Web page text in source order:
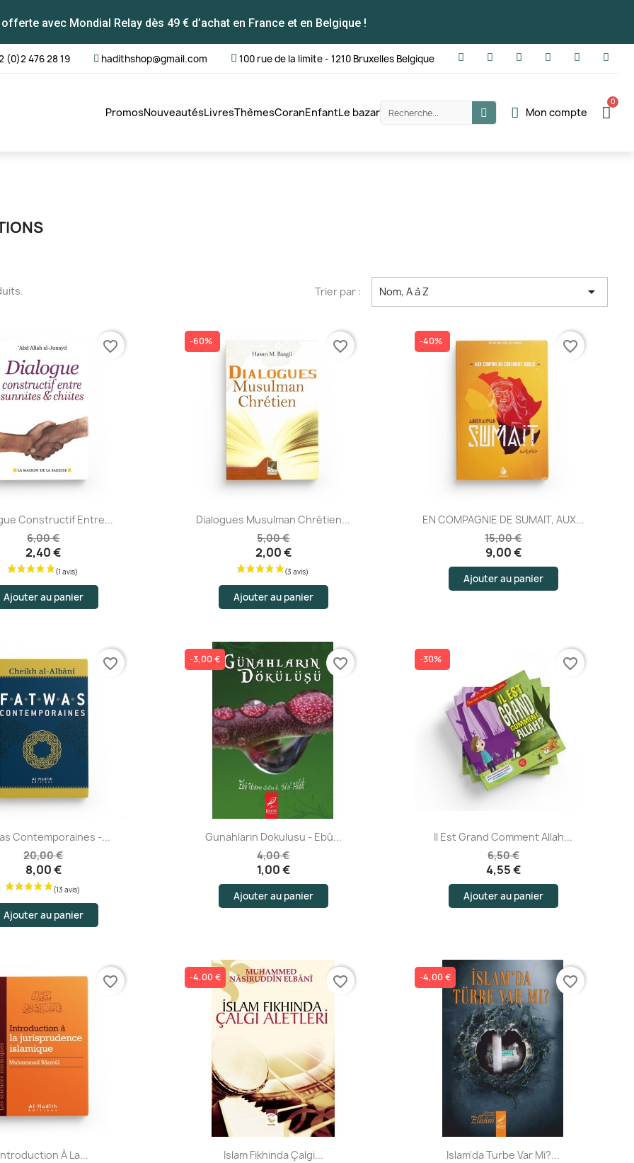
avec Mondial Relay dès 49 € d’achat en France et en Belgique !
(0)2 476 28 19 hadithshop@gmail.com 100 rue de la limite - 1210 Bruxelles Belgique
PromosNouveautésLivresThèmesCoranEnfantLe bazar Mon compte
Trier par : Nom, A à Z 
Aperçu rapide
Constructif Entre...
6,00 €
2,40 €
Ajouter au panier
favorite_border
Aperçu rapide
Dialogues Musulman Chrétien...
5,00 €
2,00 €
Ajouter au panier
-60% favorite_border
Aperçu rapide
EN COMPAGNIE DE SUMAIT, AUX...
15,00 €
9,00 €
Ajouter au panier
-40% favorite_border
Aperçu rapide
Contemporaines -...
20,00 €
8,00 €
Ajouter au panier
favorite_border
Aperçu rapide
Gunahlarin Dokulusu - Ebû...
4,00 €
1,00 €
Ajouter au panier
-3,00 € favorite_border
Aperçu rapide
Il Est Grand Comment Allah...
6,50 €
4,55 €
Ajouter au panier
-30% favorite_border
Aperçu rapide
À La...
favorite_border
Aperçu rapide
Islam Fikhinda Çalgi...
-4,00 € favorite_border
Aperçu rapide
Islam'da Turbe Var Mi?...
-4,00 € favorite_border